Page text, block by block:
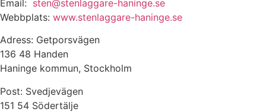
Email: sten@stenlaggare-haninge.se
Webbplats: www.stenlaggare-haninge.se
Adress: Getporsvägen
136 48 Handen
Haninge kommun, Stockholm
Post: Svedjevägen
151 54 Södertälje